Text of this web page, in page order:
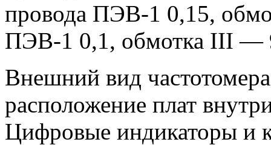
провода ПЭВ-1 0,15,
ПЭВ-1 0,1, обмотка III —
Внешний вид
расположение плат
Цифровые индикаторы и